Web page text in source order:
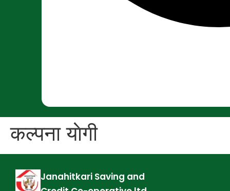
कल्पना याेगी
Janahitkari Saving and